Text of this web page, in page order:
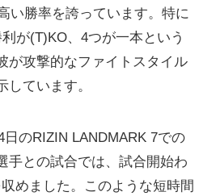
い勝率を誇っています。特に
が(T)KO、4つが一本という
が攻撃的なファイトスタイル
しています。
のRIZIN LANDMARK 7での
手との試合では、試合開始わ
めました。このような短時間